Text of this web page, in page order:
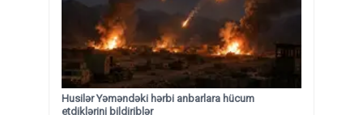
Husilər Yəməndəki hərbi anbarlara hücum
etdiklərini bildiriblər